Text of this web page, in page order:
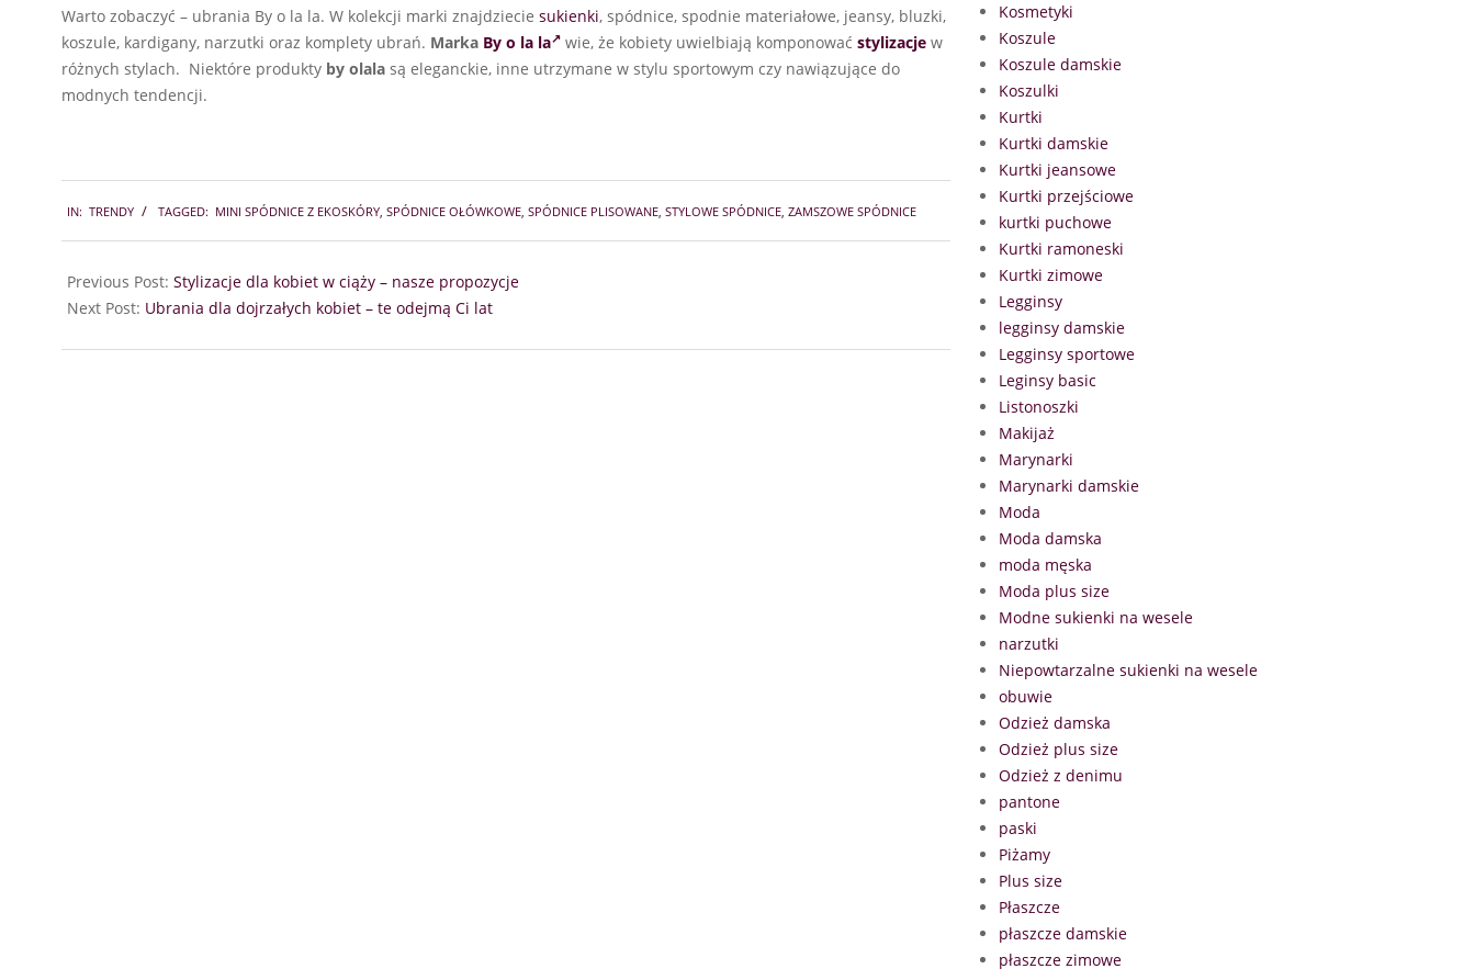
Warto zobaczyć – ubrania By o la la. W kolekcji marki znajdziecie sukienki, spódnice, spodnie materiałowe, jeansy, bluzki,
koszule, kardigany, narzutki oraz komplety ubrań. Marka By o la la wie, że kobiety uwielbiają komponować stylizacje w
różnych stylach. Niektóre produkty by olala są eleganckie, inne utrzymane w stylu sportowym czy nawiązujące do
modnych tendencji.
04-
03
IN: TRENDY TAGGED: MINI SPÓDNICE Z EKOSKÓRY SPÓDNICE OŁÓWKOWE SPÓDNICE PLISOWANE STYLOWE SPÓDNICE ZAMSZOWE SPÓDNICE
Previous Post: Stylizacje dla kobiet w ciąży – nasze propozycje
Next Post: Ubrania dla dojrzałych kobiet – te odejmą Ci lat
Kosmetyki
Koszule
Koszule damskie
Koszulki
Kurtki
Kurtki damskie
Kurtki jeansowe
Kurtki przejściowe
kurtki puchowe
Kurtki ramoneski
Kurtki zimowe
Legginsy
legginsy damskie
Legginsy sportowe
Leginsy basic
Listonoszki
Makijaż
Marynarki
Marynarki damskie
Moda
Moda damska
moda męska
Moda plus size
Modne sukienki na wesele
narzutki
Niepowtarzalne sukienki na wesele
obuwie
Odzież damska
Odzież plus size
Odzież z denimu
pantone
paski
Piżamy
Plus size
Płaszcze
płaszcze damskie
płaszcze zimowe